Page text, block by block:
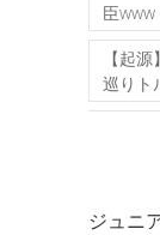
臣www
【起
巡りト
ジュニ